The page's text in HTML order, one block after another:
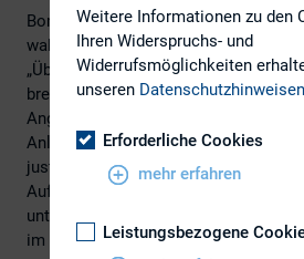
Bommer: Auf den Kapitalmärkten
wahre Liquiditätsschwemme.
„Über Geld spricht man nicht“. Wir
brechen und notwendige
Angesichts des makroökonomischen
Anleger und Unternehmen ihre
justieren. Es ist zudem die
Aufgabe von IR-Verantwor tlichen, mit
unterschiedlichen Akteuren an den
im eigenen Unternehmen über Geld zu
Weitere Informationen zu den
Ihren Widerspruchs- und
Widerrufsmöglichkeiten
unseren Datenschutzhinweisen
Erforderliche Cookies
mehr erfahren
Leistungsbezogene